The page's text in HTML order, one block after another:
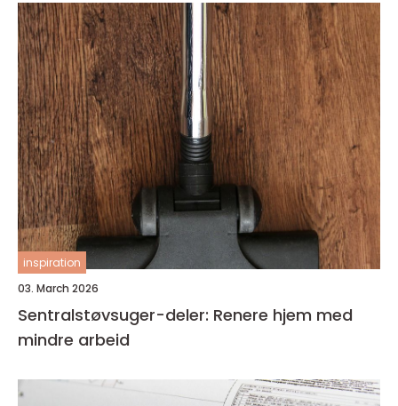
inspiration
03. March 2026
Sentralstøvsuger-deler: Renere hjem med
mindre arbeid